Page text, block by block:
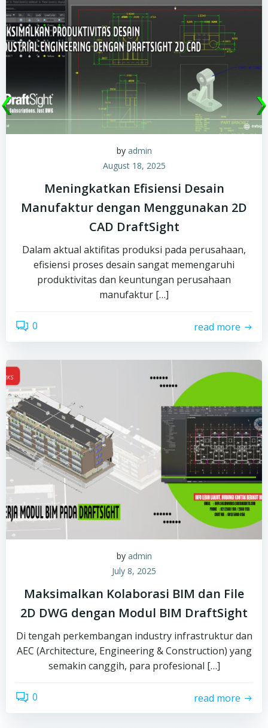
by admin
August 18, 2025
Meningkatkan Efisiensi Desain
Manufaktur dengan Menggunakan 2D
CAD DraftSight
Dalam aktual aktifitas produksi pada perusahaan,
efisiensi proses desain sangat memengaruhi
produktivitas dan keuntungan perusahaan
manufaktur […]
0 read more
by admin
July 8, 2025
Maksimalkan Kolaborasi BIM dan File
2D DWG dengan Modul BIM DraftSight
Di tengah perkembangan industry infrastruktur dan
AEC (Architecture, Engineering & Construction) yang
semakin canggih, para profesional […]
0 read more